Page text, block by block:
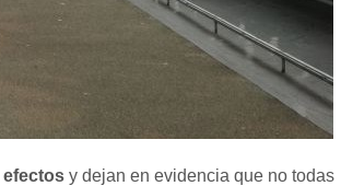
efectos y dejan en evidencia que no todas